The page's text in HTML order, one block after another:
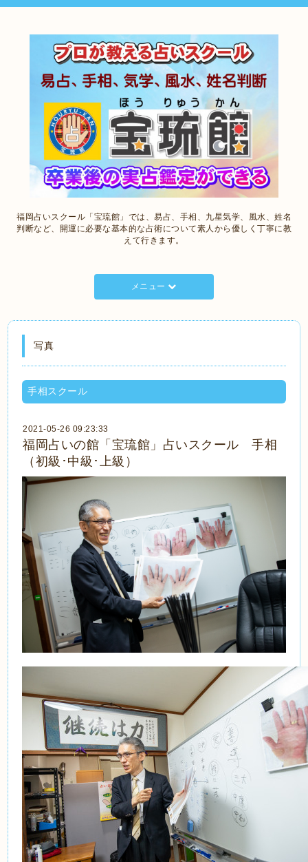
福岡占いスクール「宝琉館」では、易占、手相、九星気学、風水、姓名
判断など、開運に必要な基本的な占術について素人から優しく丁寧に教
えて行きます。
メニュー
写真
手相スクール
2021-05-26 09:23:33
福岡占いの館「宝琉館」占いスクール 手相
（初級･中級･上級）